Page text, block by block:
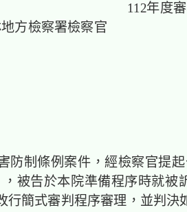
112年度
方檢察署檢察官
防制條例案件，經檢察官提
，被告於本院準備程序時就被
行簡式審判程序審理，並判決